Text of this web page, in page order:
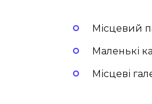
Місцевий
Маленькі
Місцеві